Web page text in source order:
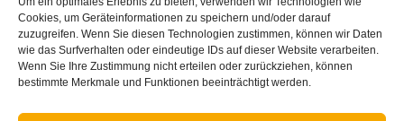
Cookies, um Geräteinformationen zu speichern und/oder darauf
zuzugreifen. Wenn Sie diesen Technologien zustimmen, können wir Daten
wie das Surfverhalten oder eindeutige IDs auf dieser Website verarbeiten.
Wenn Sie Ihre Zustimmung nicht erteilen oder zurückziehen, können
bestimmte Merkmale und Funktionen beeinträchtigt werden.
Bericht: 50-Jahr-Feier bei den Freien Wählern in Manching